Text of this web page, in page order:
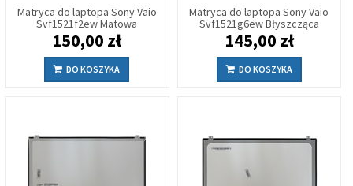
Matryca do laptopa Sony Vaio
Svf1521f2ew Matowa
150,00 zł
DO KOSZYKA
Matryca do laptopa Sony Vaio
Svf1521g6ew Błyszcząca
145,00 zł
DO KOSZYKA